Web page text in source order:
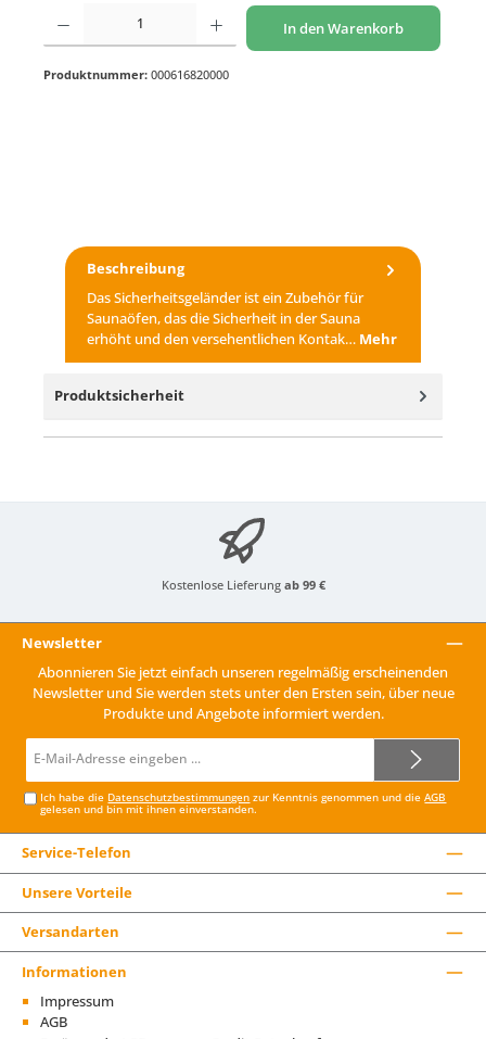
Produkt Anzahl: Gib den gewünschten Wert ein oder benutze die Schaltflächen um
In den Warenkorb
Produktnummer: 000616820000
Beschreibung
Das Sicherheitsgeländer ist ein Zubehör für
Saunaöfen, das die Sicherheit in der Sauna
erhöht und den versehentlichen Kontak… Mehr
Produktsicherheit
Kostenlose Lieferung ab 99 €
Newsletter
Abonnieren Sie jetzt einfach unseren regelmäßig erscheinenden
Newsletter und Sie werden stets unter den Ersten sein, über neue
Produkte und Angebote informiert werden.
Mail-
Ich habe die Datenschutzbestimmungen zur Kenntnis genommen und dieAGB
gelesen und bin mit ihnen einverstanden.
Service-Telefon
Unsere Vorteile
Versandarten
Informationen
Impressum
AGB